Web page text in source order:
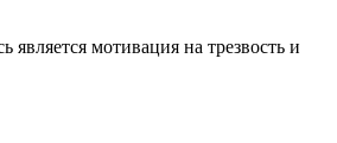
мотивация на трезвость и